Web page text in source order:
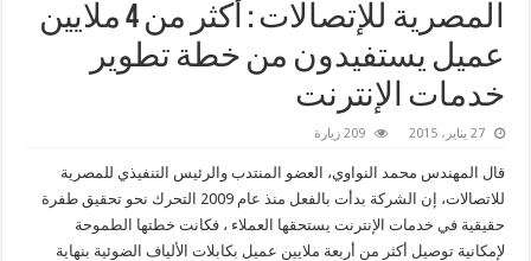
المصرية للإتصالات : أكثر من 4 ملايين
عميل يستفيدون من خطة تطوير
خدمات الإنترنت
27 يناير، 2015 209 زيارة
قال المهندس محمد النواوي، العضو المنتدب والرئيس التنفيذي للمصرية
للاتصالات، إن الشركة بدأت بالفعل منذ عام 2009 التحرك نحو تحقيق طفرة
حقيقية في خدمات الإنترنت يستحقها العملاء ، فكانت خطتها الطموحة
لإمكانية توصيل أكثر من أربعة ملايين عميل بكابلات الألياف الضوئية بنهاية